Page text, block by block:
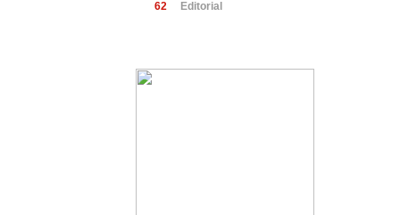
62 Editorial